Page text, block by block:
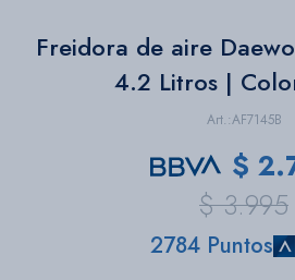
Freidora de aire
4.2 Litros |
AF7145B
$
$ 3.995
2784 Puntos